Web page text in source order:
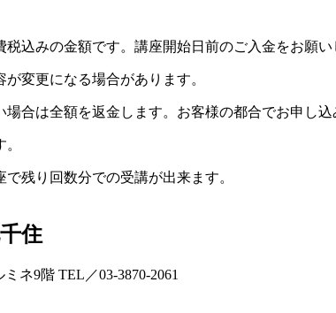
込みの金額です。講座開始日前のご入金をお願い
変更になる場合があります。
合は全額を返金します。お客様の都合でお申し
残り回数分での受講が出来ます。
住
ネ9階 TEL／03-3870-2061